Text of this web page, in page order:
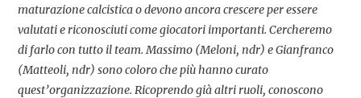
maturazione calcistica o devono ancora crescere per essere
valutati e riconosciuti come giocatori importanti. Cercheremo
di farlo con tutto il team. Massimo (Meloni, ndr) e Gianfranco
(Matteoli, ndr) sono coloro che più hanno curato
quest’organizzazione. Ricoprendo già altri ruoli, conoscono